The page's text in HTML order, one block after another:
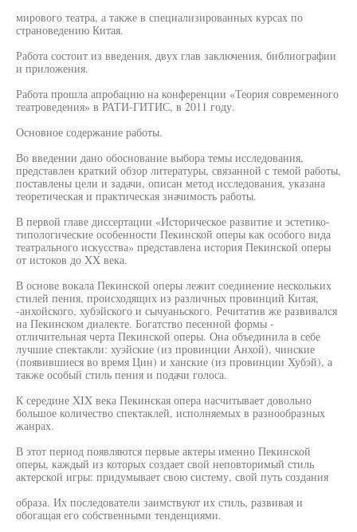
мирового театра, а также в специализированных курсах по
страноведению Китая.
Работа состоит из введения, двух глав заключения, библиографии
и приложения.
Работа прошла апробацию на конференции «Теория современного
театроведения» в РАТИ-ГИТИС, в 2011 году.
Основное содержание работы.
Во введении дано обоснование выбора темы исследования,
представлен краткий обзор литературы, связанной с темой работы,
поставлены цели и задачи, описан метод исследования, указана
теоретическая и практическая значимость работы.
В первой главе диссертации «Историческое развитие и эстетико-
типологические особенности Пекинской оперы как особого вида
театрального искусства» представлена история Пекинской оперы
от истоков до XX века.
В основе вокала Пекинской оперы лежит соединение нескольких
стилей пения, происходящих из различных провинций Китая,
-анхойского, хубэйского и сычуаньского. Речитатив же развивался
на Пекинском диалекте. Богатство песенной формы -
отличительная черта Пекинской оперы. Она объединила в себе
лучшие спектакли: хуэйские (из провинции Анхой), чинские
(появившиеся во время Цин) и ханские (из провинции Хубэй), а
также особый стиль пения и подачи голоса.
К середине XIX века Пекинская опера насчитывает довольно
большое количество спектаклей, исполняемых в разнообразных
жанрах.
В этот период появляются первые актеры именно Пекинской
оперы, каждый из которых создает свой неповторимый стиль
актерской игры: придумывает свою систему, свой путь создания
образа. Их последователи заимствуют их стиль, развивая и
обогащая его собственными тенденциями.